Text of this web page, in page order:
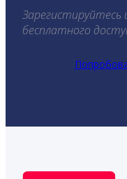
Зарегистируйтесь
бесплатного